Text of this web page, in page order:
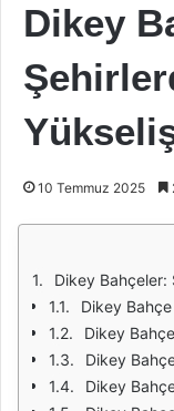
Dikey
10 Temmuz 2025
Dikey Bahçeler:
Dikey
Dikey
Dikey
Dikey